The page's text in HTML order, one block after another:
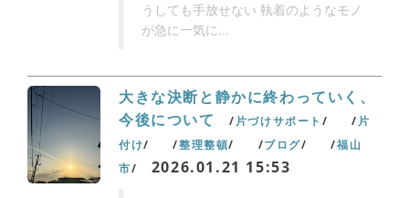
うしても手放せない 執着のようなモノ
が急に一気に...
大きな決断と静かに終わっていく、
今後について
片づけサポート
片
付け
整理整頓 ブログ
福山
市
2026.01.21 15:53